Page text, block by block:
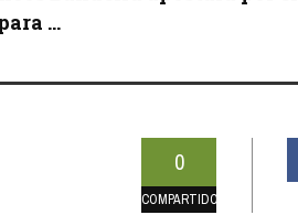
...
0
COMPARTIDOS